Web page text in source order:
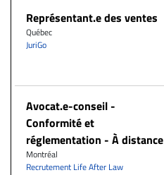
Représentant.e des ventes
Québec
JuriGo
​Avocat.e-conseil -
Conformité et
réglementation - À distance
Montréal
Recrutement Life After Law